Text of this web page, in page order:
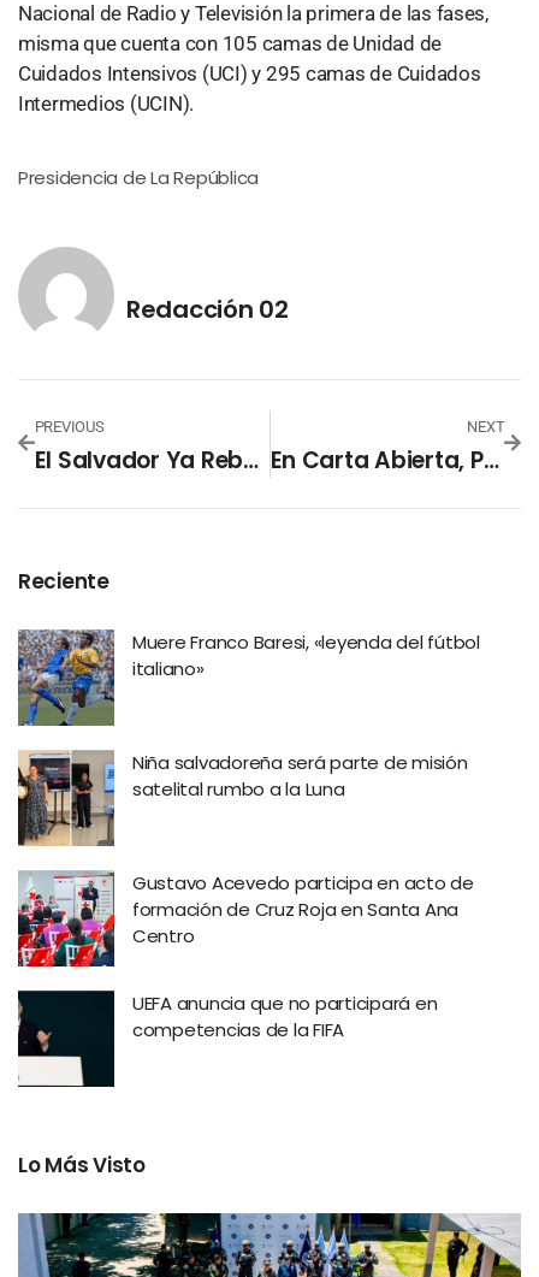
Nacional de Radio y Televisión la primera de las fases,
misma que cuenta con 105 camas de Unidad de
Cuidados Intensivos (UCI) y 295 camas de Cuidados
Intermedios (UCIN).
Presidencia de La República
Redacción 02
PREVIOUS
El Salvador Ya Rebasa Las 140 Mil Pruebas De Covid-19
NEXT
En Carta Abierta, Presidente Bukele Pide A Diputados Y Magistrados De Sala Facultades
Reciente
Muere Franco Baresi, «leyenda del fútbol
italiano»
Niña salvadoreña será parte de misión
satelital rumbo a la Luna
Gustavo Acevedo participa en acto de
formación de Cruz Roja en Santa Ana
Centro
UEFA anuncia que no participará en
competencias de la FIFA
Lo Más Visto